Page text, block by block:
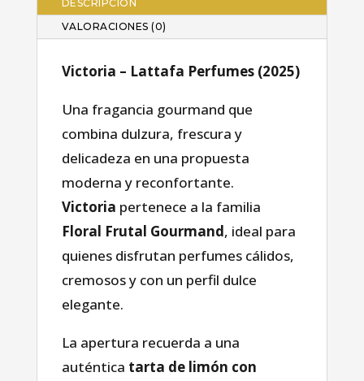
DESCRIPCIÓN
VALORACIONES (0)
Victoria – Lattafa Perfumes (2025)
Una fragancia gourmand que
combina dulzura, frescura y
delicadeza en una propuesta
moderna y reconfortante.
Victoria pertenece a la familia
Floral Frutal Gourmand, ideal para
quienes disfrutan perfumes cálidos,
cremosos y con un perfil dulce
elegante.
La apertura recuerda a una
auténtica tarta de limón con